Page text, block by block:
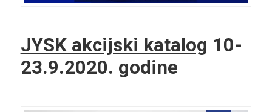
JYSK akcijski katalog 10-
23.9.2020. godine